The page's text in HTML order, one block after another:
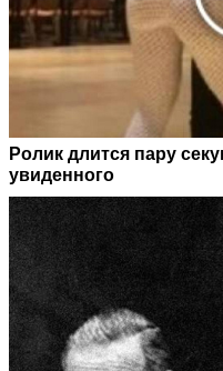
Ролик длится пару
увиденного